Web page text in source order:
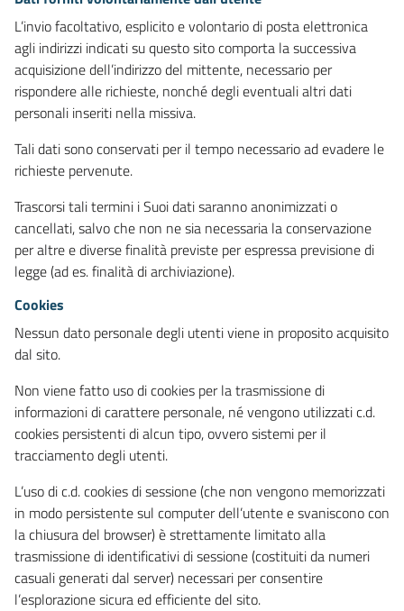
L’invio facoltativo, esplicito e volontario di posta elettronica
agli indirizzi indicati su questo sito comporta la successiva
acquisizione dell’indirizzo del mittente, necessario per
rispondere alle richieste, nonché degli eventuali altri dati
personali inseriti nella missiva.
Tali dati sono conservati per il tempo necessario ad evadere le
richieste pervenute.
Trascorsi tali termini i Suoi dati saranno anonimizzati o
cancellati, salvo che non ne sia necessaria la conservazione
per altre e diverse finalità previste per espressa previsione di
legge (ad es. finalità di archiviazione).
Cookies
Nessun dato personale degli utenti viene in proposito acquisito
dal sito.
Non viene fatto uso di cookies per la trasmissione di
informazioni di carattere personale, né vengono utilizzati c.d.
cookies persistenti di alcun tipo, ovvero sistemi per il
tracciamento degli utenti.
L’uso di c.d. cookies di sessione (che non vengono memorizzati
in modo persistente sul computer dell’utente e svaniscono con
la chiusura del browser) è strettamente limitato alla
trasmissione di identificativi di sessione (costituiti da numeri
casuali generati dal server) necessari per consentire
l’esplorazione sicura ed efficiente del sito.